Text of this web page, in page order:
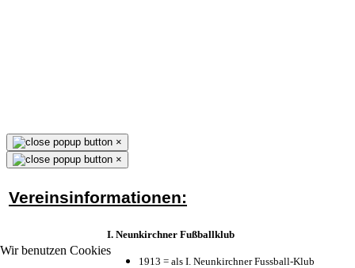
Wir benutzen Cookies
×
×
Vereinsinformationen:
I. Neunkirchner Fußballklub
1913 = als I. Neunkirchner Fussball-Klub